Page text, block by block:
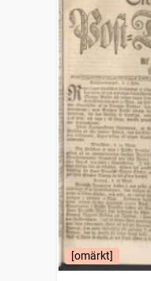
[omärkt]